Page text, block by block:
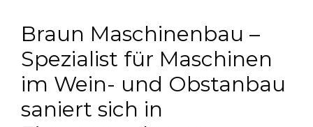
Braun Maschinenbau –
Spezialist für Maschinen
im Wein- und Obstanbau
saniert sich in